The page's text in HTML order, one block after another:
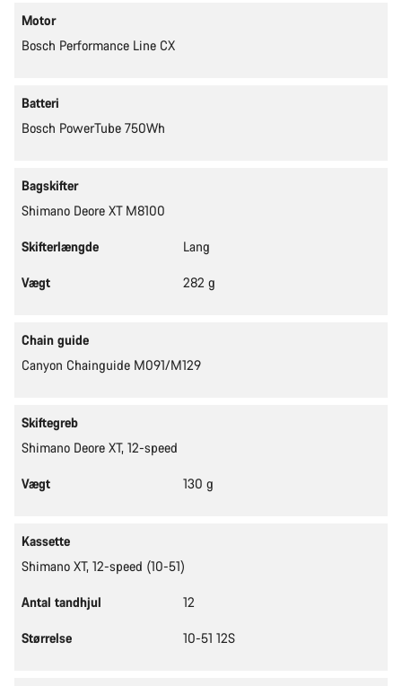
Motor
Bosch Performance Line CX
Batteri
Bosch PowerTube 750Wh
Bagskifter
Shimano Deore XT M8100
Skifterlængde Lang
Vægt 282 g
Chain guide
Canyon Chainguide M091/M129
Skiftegreb
Shimano Deore XT, 12-speed
Vægt 130 g
Kassette
Shimano XT, 12-speed (10-51)
Antal tandhjul 12
Størrelse 10-51 12S